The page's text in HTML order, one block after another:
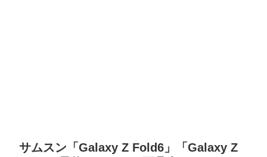
サムスン「Galaxy Z Fold6」「Galaxy Z